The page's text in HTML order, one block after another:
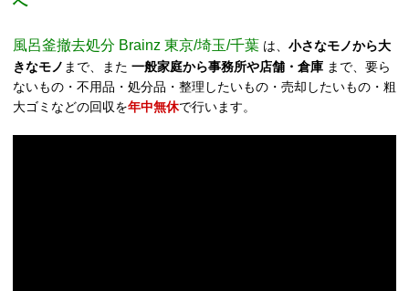
風呂釜撤去処分 Brainz 東京/埼玉/千葉 は、 小さなモノから大
きなモノ まで、また 一般家庭から事務所や店舗・倉庫 まで、要ら
ないもの・不用品・処分品・整理したいもの・売却したいもの・粗
大ゴミなどの回収を年中無休で行います。